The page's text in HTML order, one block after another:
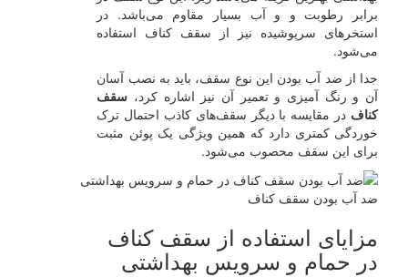
برابر رطوبت و و آب بسیار مقاوم می‌باشد. در
استخرهای سرپوشیده نیز از سقف کناف استفاده
می‌شود.
جدا از ضد آب بودن این نوع سقف، باید به نصب آسان
آن و رنگ‌ آمیزی و تعمیر آن نیز اشاره کرد، سقف
کناف در مقایسه با دیگر سقف‌های کاذب احتمال ترک
خوردگی کمتری دارد که همین ویژگی یک پوئن مثبت
برای این سقف محصوب می‌شود.
ضد آب بودن سقف کناف
مزایای استفاده از سقف کناف
در حمام و سرویس بهداشتی